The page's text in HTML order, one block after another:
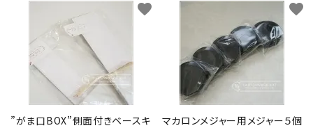
”がま口BOX”側面付きベースキ
favorite
マカロンメジャー用メジャー５個
favorite